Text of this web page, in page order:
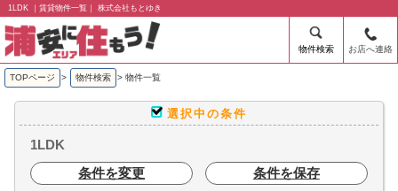
1LDK ｜賃貸物件一覧｜ 株式会社もとゆき
物件検索 お店へ連絡
TOPページ > 物件検索 > 物件一覧
選択中の条件
1LDK
条件を変更
条件を保存